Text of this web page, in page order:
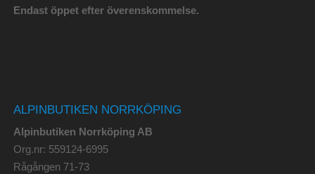
Endast öppet efter överenskommelse.
ALPINBUTIKEN NORRKÖPING
Alpinbutiken Norrköping AB
Org.nr: 559124-6995
Rågången 71-73